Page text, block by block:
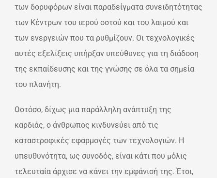
των δορυφόρων είναι παραδείγματα συνειδητότητας
των Κέντρων του ιερού οστού και του λαιμού και
των ενεργειών που τα ρυθμίζουν. Οι τεχνολογικές
αυτές εξελίξεις υπήρξαν υπεύθυνες για τη διάδοση
της εκπαίδευσης και της γνώσης σε όλα τα σημεία
του πλανήτη.
Ωστόσο, δίχως μια παράλληλη ανάπτυξη της
καρδιάς, ο άνθρωπος κινδυνεύει από τις
καταστροφικές εφαρμογές των τεχνολογιών. Η
υπευθυνότητα, ως συνοδός, είναι κάτι που μόλις
τελευταία άρχισε να κάνει την εμφάνισή της. Έτσι,